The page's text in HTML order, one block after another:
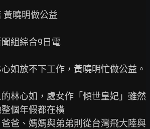
黃曉明做公益
組綜合9日電
如放不下工作，黃曉明忙做公益。
林心如，處女作「傾世皇妃」雖然
個年假都在橫
爸、媽媽與弟弟則從台灣飛大陸與